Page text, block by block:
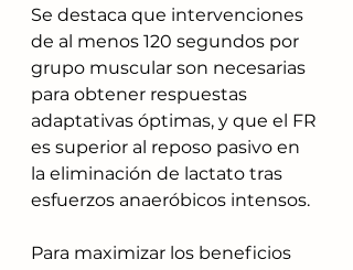
Se destaca que intervenciones
de al menos 120 segundos por
grupo muscular son necesarias
para obtener respuestas
adaptativas óptimas, y que el FR
es superior al reposo pasivo en
la eliminación de lactato tras
esfuerzos anaeróbicos intensos.
Para maximizar los beneficios